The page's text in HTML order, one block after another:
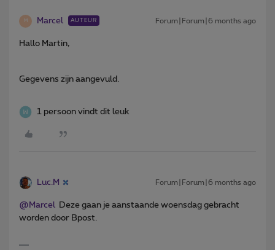
M Marcel AUTEUR Forum|Forum|6 months ago
Hallo Martin,
Gegevens zijn aangevuld.
1 persoon vindt dit leuk
Luc.M Forum|Forum|6 months ago
@Marcel Deze gaan je aanstaande woensdag gebracht
worden door Bpost.